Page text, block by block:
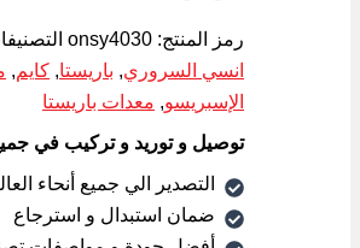
رمز المنتج: onsy4030
انسي السروري, باريستا, كايم,
الإسبريسو, معدات باريستا
توصيل و توريد و تركيب في
التصدير الي جميع أنحاء
ضمان استبدال و استرجاع